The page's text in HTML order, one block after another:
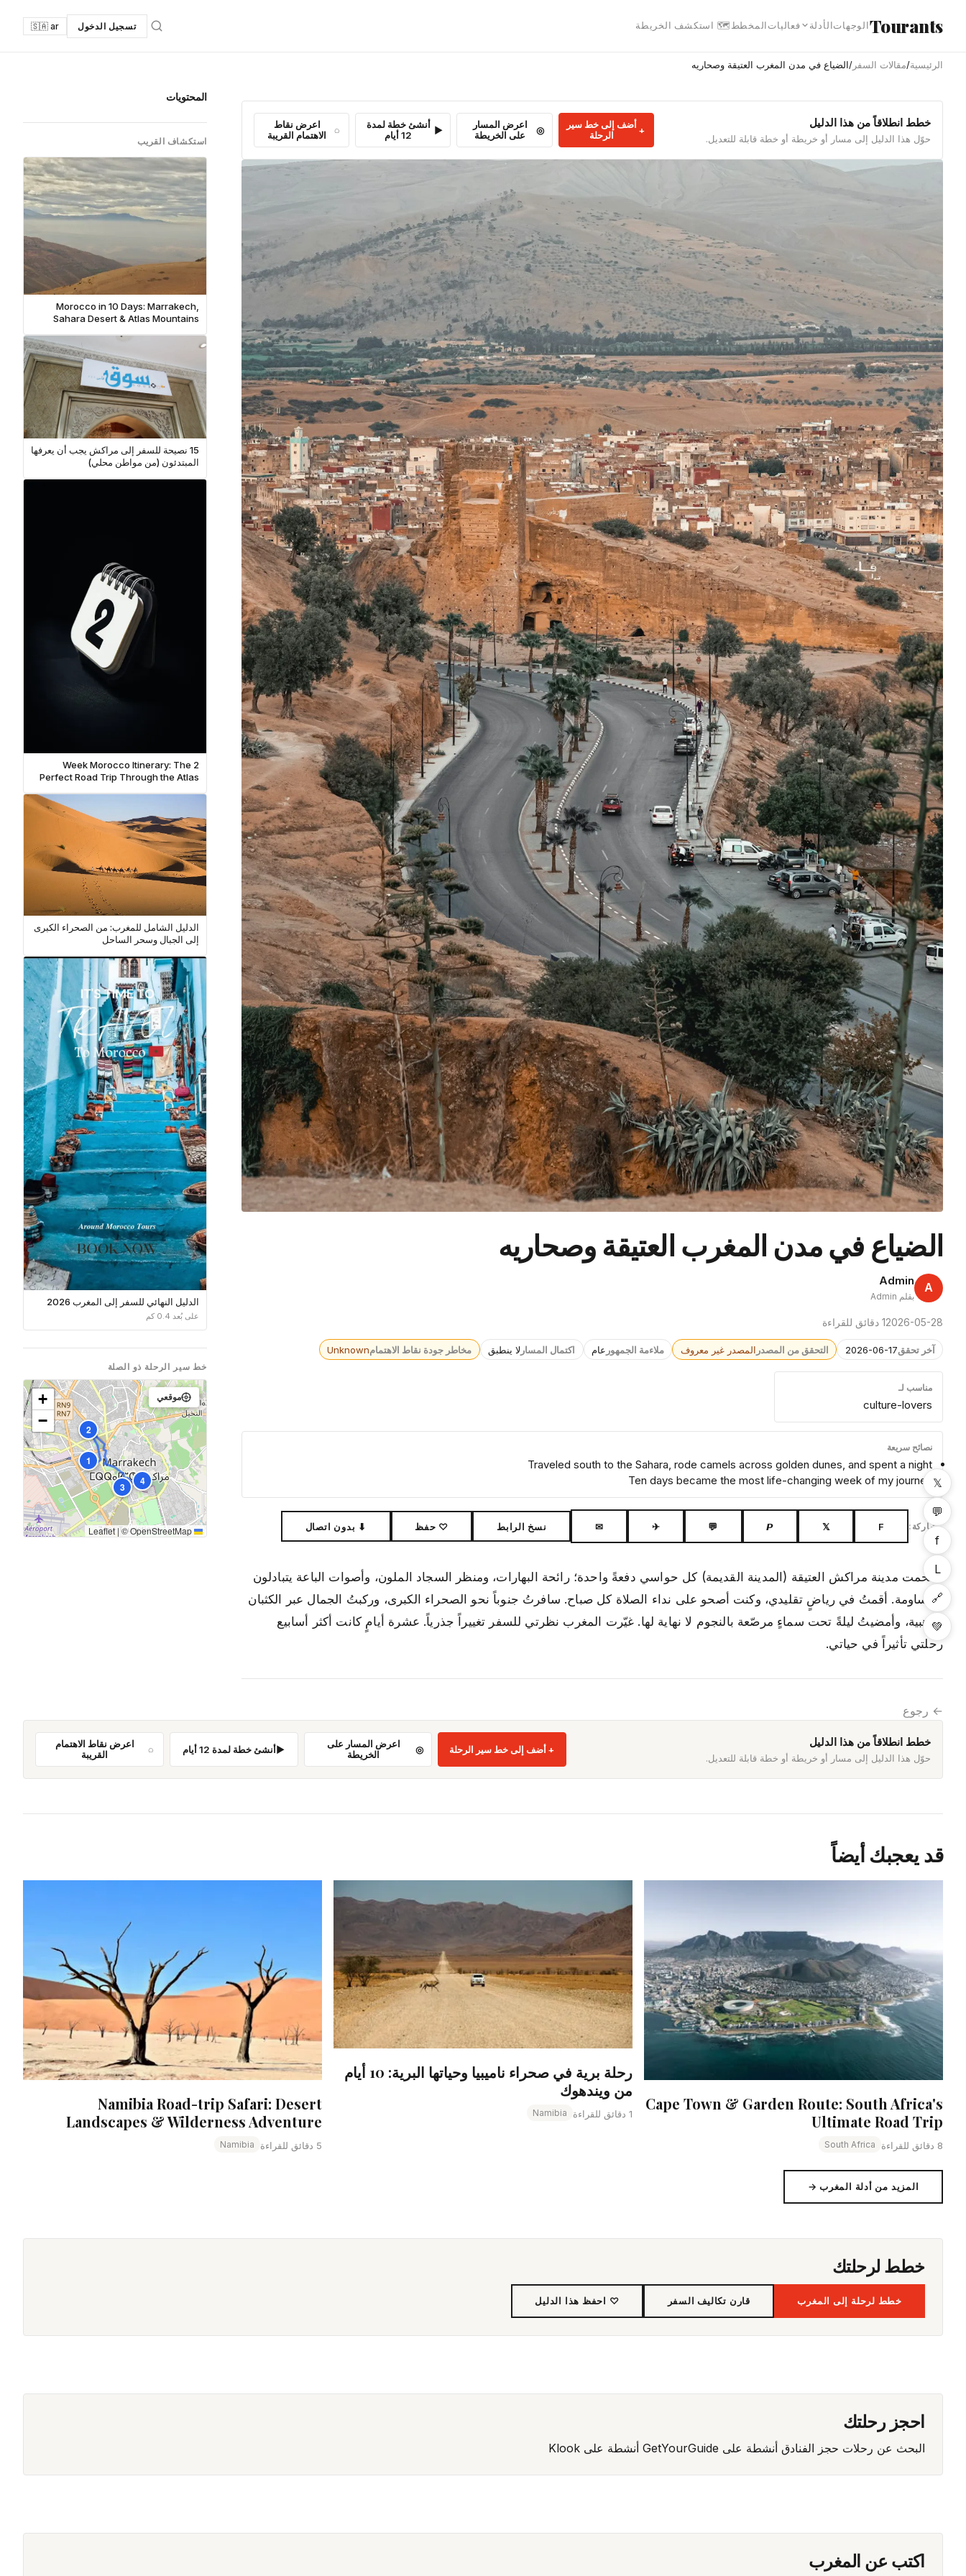
Tourantsالوجهاتالأدلة فعالياتالمخطط 🗺 استكشف الخريطة تسجيل الدخول 🇸🇦 ar
الرئيسية/مقالات السفر /الضياع في مدن المغرب العتيقة وصحاريه
خطط انطلاقاً من هذا الدليل
حوّل هذا الدليل إلى مسار أو خريطة أو خطة قابلة للتعديل.
أضف إلى خط سير
الرحلة
اعرض المسار
على الخريطة
أنشئ خطة لمدة
12 أيام
اعرض نقاط
الاهتمام القريبة
الضياع في مدن المغرب العتيقة وصحاريه
A
Admin
بقلم Admin
2026-05-281 دقائق للقراءة
آخر تحقق2026-06-17 التحقق من المصدر المصدر غير معروف ملاءمة الجمهور عام اكتمال المسار لا ينطبق مخاطر جودة نقاط الاهتمامUnknown
مناسب لـ
culture-lovers
نصائح سريعة
Traveled south to the Sahara, rode camels across golden dunes, and spent a night
Ten days became the most life-changing week of my journey
مشاركة: F
𝕏
𝙋
💬
✈
✉ نسخ الرابط ♡ حفظ ⬇ بدون اتصال
اقتحمت مدينة مراكش العتيقة (المدينة القديمة) كل حواسي دفعةً واحدة؛ رائحة البهارات، ومنظر السجاد الملون، وأصوات الباعة يتبادلون
المساومة. أقمتُ في رياضٍ تقليدي، وكنت أصحو على نداء الصلاة كل صباح. سافرتُ جنوباً نحو الصحراء الكبرى، وركبتُ الجمال عبر الكثبان
الذهبية، وأمضيتُ ليلةً تحت سماءٍ مرصّعة بالنجوم لا نهاية لها. غيّرت المغرب نظرتي للسفر تغييراً جذرياً. عشرة أيامٍ كانت أكثر أسابيع
رحلتي تأثيراً في حياتي.
← رجوع
المحتويات
استكشاف القريب
Morocco in 10 Days: Marrakech,
Sahara Desert & Atlas Mountains
15 نصيحة للسفر إلى مراكش يجب أن يعرفها
المبتدئون (من مواطن محلي)
2 Week Morocco Itinerary: The
Perfect Road Trip Through the Atlas
الدليل الشامل للمغرب: من الصحراء الكبرى
إلى الجبال وسحر الساحل
الدليل النهائي للسفر إلى المغرب 2026
على بُعد 0.4 كم
خط سير الرحلة ذو الصلة
1
2
3 4
+
−
موقعي
|©OpenStreetMap
خطط انطلاقاً من هذا الدليل
حوّل هذا الدليل إلى مسار أو خريطة أو خطة قابلة للتعديل.
أضف إلى خط سير الرحلة
اعرض المسار على
الخريطة
أنشئ خطة لمدة 12 أيام
اعرض نقاط الاهتمام
القريبة
قد يعجبك أيضاً
Cape Town & Garden Route: South Africa's
Ultimate Road Trip
8 دقائق للقراءة South Africa
رحلة برية في صحراء ناميبيا وحياتها البرية: 10 أيام
من ويندهوك
1 دقائق للقراءة Namibia
Namibia Road-trip Safari: Desert
Landscapes & Wilderness Adventure
5 دقائق للقراءة Namibia
المزيد من أدلة المغرب →
خطط لرحلتك
خطط لرحلة إلى المغرب قارن تكاليف السفر ♡ احفظ هذا الدليل
احجز رحلتك
البحث عن رحلات حجز الفنادق أنشطة على GetYourGuide أنشطة على Klook
اكتب عن المغرب
𝕏
💬
f
L
🔗
💚